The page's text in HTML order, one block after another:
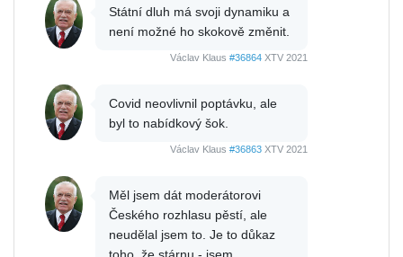
Státní dluh má svoji dynamiku a
není možné ho skokově změnit.
Václav Klaus #36864 XTV 2021
Covid neovlivnil poptávku, ale
byl to nabídkový šok.
Václav Klaus #36863 XTV 2021
Měl jsem dát moderátorovi
Českého rozhlasu pěstí, ale
neudělal jsem to. Je to důkaz